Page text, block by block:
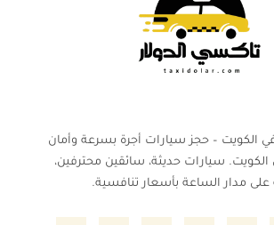
في الكويت – حجز سيارات أجرة بسرعة وأمان
سيارات حديثة، سائقين محترفين،
مدار الساعة بأسعار تنافسية.